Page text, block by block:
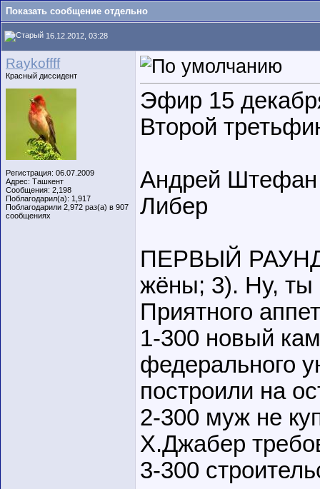
Показать сообщение отдельно
16.12.2012, 03:28
Raykoffff
Красный диссидент
Регистрация: 06.07.2009
Адрес: Ташкент
Сообщения: 2,198
Поблагодарил(а): 1,917
Поблагодарили 2,972 раз(а) в 907
сообщениях
Эфир 15
Второй
Андрей Штефан
Либер
ПЕРВЫЙ РАУНД:
жёны; 3). Ну, ты
Приятного
1-300 новый
федерального
построили на
2-300 муж не
Х.Джабер
3-300